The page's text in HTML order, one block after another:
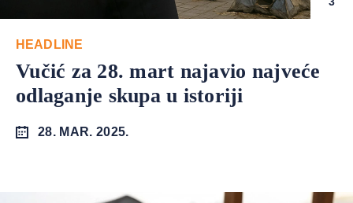
HEADLINE
Vučić za 28. mart najavio najveće
odlaganje skupa u istoriji
28. MAR. 2025.